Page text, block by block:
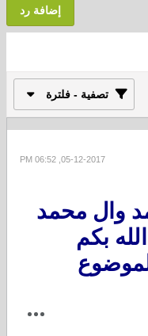
إضافة رد
تصفية - فلترة
05-12-2017, 06:52 PM
وال محمد
بكم